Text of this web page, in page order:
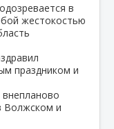
в
жестокостью
праздником и
Волжском и